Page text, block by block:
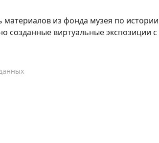
из фонда музея по
созданные виртуальные экспозиции